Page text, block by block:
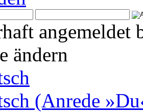
angemeldet
ändern
(Anrede